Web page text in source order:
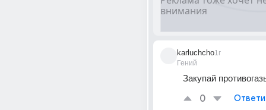
karluchcho
Гений
1г
Закупай
0